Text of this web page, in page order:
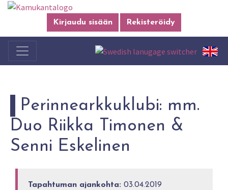
Kirjaudu sisään Rekisteröidy
Perinnearkkuklubi: mm.
Duo Riikka Timonen &
Senni Eskelinen
Tapahtuman ajankohta: 03.04.2019